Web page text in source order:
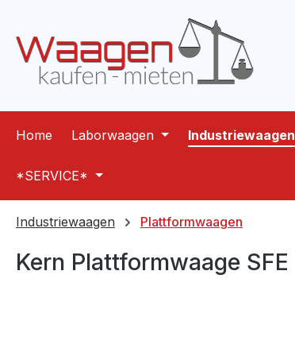
Zur Hauptnavigation springen
Home Laborwaagen Industriewaagen
*SERVICE*
Industriewaagen Plattformwaagen
Kern Plattformwaage SFE